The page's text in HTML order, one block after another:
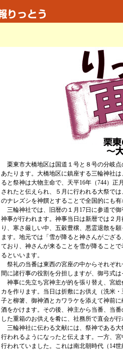
栗東市大橋地区は国道１号と８号の分岐点
あたります。大橋地区に鎮座する三輪神社
ると祭神は大物主命で、天平16年（744）正
されたと伝えられ、５月に行われる大祭で
のナレズシを神饌とすることで全国的にも有
三輪神社では、旧暦の１月17日に参道で御
神事が行われます。神事当日は新暦では２
り、寒さ厳しい中、五穀豊穣、悪霊退散を
ます。地元では「雪が降ると神さんがござ
ており、神さんが来ることを雪が降ること
るといいます。
祭礼の当番は東西の宮座の中からそれぞ
間に諸行事の役割を分担しますが、御弓式
神事に先立ち宮神主が的を張り替え、宮
カを作ります。当日は折敷にお供え（洗米
子と柳箸、御神酒とカワラケを添えて神前
酒をかけます。その後、神主から当番、当
した重箱のお供えを肴に、社務所で直会が
三輪神社に伝わる文献には、祭神である
行われるようになったと伝えます。一方、
行われていました。これは南北朝時代（14